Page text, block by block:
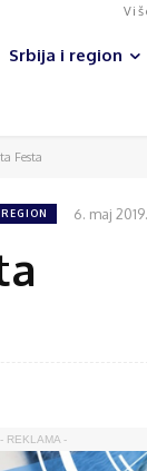
Srbija i region
Festa
6. maj 2019.
- REKLAMA -